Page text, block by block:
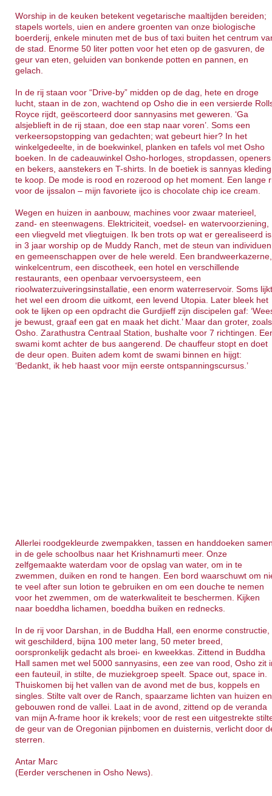
Worship in de keuken betekent vegetarische maaltijden bereiden;
stapels wortels, uien en andere groenten van onze biologische
boerderij, enkele minuten met de bus of taxi buiten het centrum
de stad. Enorme 50 liter potten voor het eten op de gasvuren, de
geur van eten, geluiden van bonkende potten en pannen, en
gelach.
In de rij staan voor “Drive-by” midden op de dag, hete en droge
lucht, staan in de zon, wachtend op Osho die in een versierde
Royce rijdt, geëscorteerd door sannyasins met geweren. ‘Ga
alsjeblieft in de rij staan, doe een stap naar voren’. Soms een
verkeersopstopping van gedachten; wat gebeurt hier? In het
winkelgedeelte, in de boekwinkel, planken en tafels vol met Osho
boeken. In de cadeauwinkel Osho-horloges, stropdassen, openers
en bekers, aanstekers en T-shirts. In de boetiek is sannyas kleding
te koop. De mode is rood en rozerood op het moment. Een lange
voor de ijssalon – mijn favoriete ijco is chocolate chip ice cream.
Wegen en huizen in aanbouw, machines voor zwaar materieel,
zand- en steenwagens. Elektriciteit, voedsel- en watervoorziening,
een vliegveld met vliegtuigen. Ik ben trots op wat er gerealiseerd is
in 3 jaar worship op de Muddy Ranch, met de steun van individuen
en gemeenschappen over de hele wereld. Een brandweerkazerne,
winkelcentrum, een discotheek, een hotel en verschillende
restaurants, een openbaar vervoersysteem, een
rioolwaterzuiveringsinstallatie, een enorm waterreservoir. Soms
het wel een droom die uitkomt, een levend Utopia. Later bleek het
ook te lijken op een opdracht die Gurdjieff zijn discipelen gaf:
je bewust, graaf een gat en maak het dicht.’ Maar dan groter, zoals
Osho. Zarathustra Centraal Station, bushalte voor 7 richtingen.
swami komt achter de bus aangerend. De chauffeur stopt en doet
de deur open. Buiten adem komt de swami binnen en hijgt:
‘Bedankt, ik heb haast voor mijn eerste ontspanningscursus.’
Allerlei roodgekleurde zwempakken, tassen en handdoeken
in de gele schoolbus naar het Krishnamurti meer. Onze
zelfgemaakte waterdam voor de opslag van water, om in te
zwemmen, duiken en rond te hangen. Een bord waarschuwt om
te veel after sun lotion te gebruiken en om een douche te nemen
voor het zwemmen, om de waterkwaliteit te beschermen. Kijken
naar boeddha lichamen, boeddha buiken en rednecks.
In de rij voor Darshan, in de Buddha Hall, een enorme constructie,
wit geschilderd, bijna 100 meter lang, 50 meter breed,
oorspronkelijk gedacht als broei- en kweekkas. Zittend in Buddha
Hall samen met wel 5000 sannyasins, een zee van rood, Osho zit
een fauteuil, in stilte, de muziekgroep speelt. Space out, space in.
Thuiskomen bij het vallen van de avond met de bus, koppels en
singles. Stilte valt over de Ranch, spaarzame lichten van huizen en
gebouwen rond de vallei. Laat in de avond, zittend op de veranda
van mijn A-frame hoor ik krekels; voor de rest een uitgestrekte
de geur van de Oregonian pijnbomen en duisternis, verlicht door
sterren.
Antar Marc
(Eerder verschenen in Osho News).